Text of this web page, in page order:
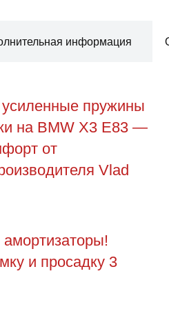
информация
пружины
на BMW X3 E83 —
от
Vlad
и просадку 3